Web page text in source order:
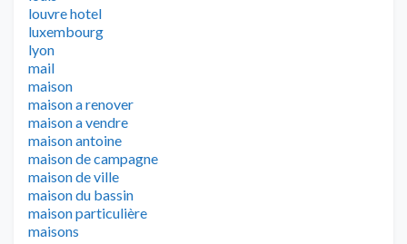
louvre hotel
luxembourg
lyon
mail
maison
maison a renover
maison a vendre
maison antoine
maison de campagne
maison de ville
maison du bassin
maison particulière
maisons